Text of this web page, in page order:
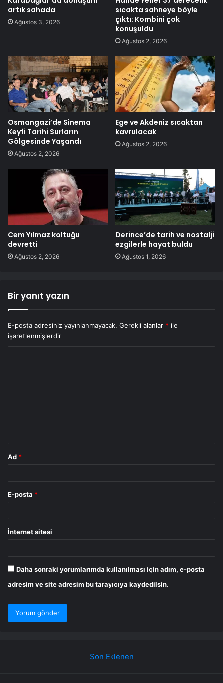
artık sahada
Ağustos 3, 2026
sıcakta sahneye böyle
çıktı: Kombini çok
konuşuldu
Ağustos 2, 2026
Osmangazi’de Sinema
Keyfi Tarihi Surların
Gölgesinde Yaşandı
Ağustos 2, 2026
Ege ve Akdeniz sıcaktan
kavrulacak
Ağustos 2, 2026
Cem Yılmaz koltuğu
devretti
Ağustos 2, 2026
Derince’de tarih ve nostalji
ezgilerle hayat buldu
Ağustos 1, 2026
Bir yanıt yazın
E-posta adresiniz yayınlanmayacak. Gerekli alanlar * ile
işaretlenmişlerdir
Ad *
E-posta *
İnternet sitesi
Daha sonraki yorumlarımda kullanılması için adım, e-posta
adresim ve site adresim bu tarayıcıya kaydedilsin.
Son Eklenen